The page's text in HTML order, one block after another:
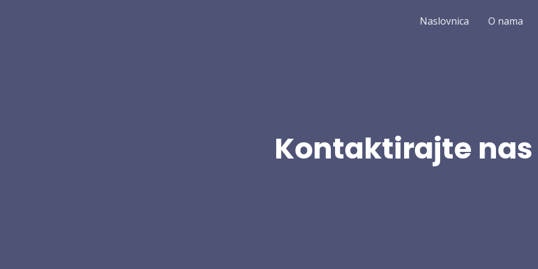
Naslovnica O nama
Kontaktirajte nas